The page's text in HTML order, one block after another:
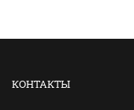
КОНТАКТЫ